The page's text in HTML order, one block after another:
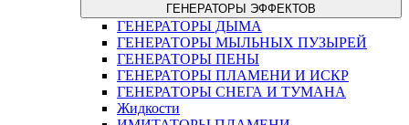
ГЕНЕРАТОРЫ ЭФФЕКТОВ
ГЕНЕРАТОРЫ ДЫМА
ГЕНЕРАТОРЫ МЫЛЬНЫХ ПУЗЫРЕЙ
ГЕНЕРАТОРЫ ПЕНЫ
ГЕНЕРАТОРЫ ПЛАМЕНИ И ИСКР
ГЕНЕРАТОРЫ СНЕГА И ТУМАНА
Жидкости